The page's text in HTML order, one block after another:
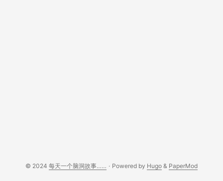
© 2024 每天一个脑洞故事…… · Powered by Hugo & PaperMod